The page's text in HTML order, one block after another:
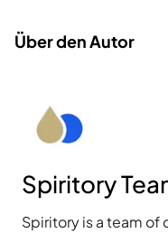
Über den Autor
Spiritory
Spiritory is a team of